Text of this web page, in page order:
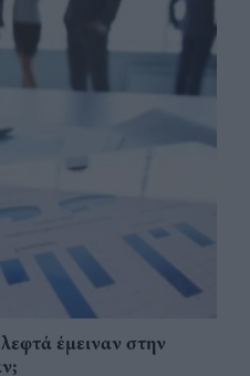
έμειναν στην